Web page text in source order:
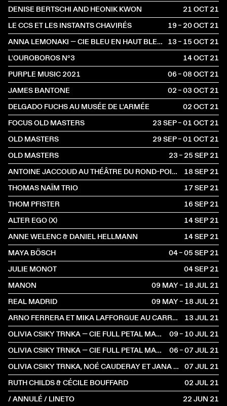
DENISE BERTSCHI AND HEONIK KWON
21 OCT2021
LE CCS ET LES INSTANTS CHAVIRÉS
19 – 20 OCT2021
ANNA LEMONAKI — CIE BLEU EN HAUT BLEU EN BAS 13 – 15 OCT2021
L'OUROBOROS N°3
14 OCT2021
PURPLE MUSIC 2021
06 – 08 OCT2021
JAMES BANTONE
02 – 03 OCT2021
DELGADO FUCHS AU MUSÉE DE L'ARMÉE
02 OCT2021
FOCUS OLD MASTERS
23 SEP – 01 OCT2021
OLD MASTERS
29 SEP – 01 OCT2021
OLD MASTERS
23 – 25 SEP2021
ANTOINE JACCOUD AU THÉÂTRE DU ROND-POINT
18 SEP2021
THOMAS NAÏM TRIO
17 SEP2021
THOM PFISTER
16 SEP2021
ALTER EGO (X)
14 SEP2021
ANNE WELENC & DANIEL HELLMANN
14 SEP2021
MAYA BÖSCH
04 – 05 SEP2021
JULIE MONOT
04 SEP2021
MANON
09 MAY – 18 JUL2021
REAL MADRID
09 MAY – 18 JUL2021
ARNO FERRERA ET MIKA LAFFORGUE AU CARREAU DU TEMPLE
13 JUL2021
OLIVIA CSIKY TRNKA — CIE FULL PETAL MACHINE
09 – 10 JUL2021
OLIVIA CSIKY TRNKA — CIE FULL PETAL MACHINE
06 – 07 JUL2021
OLIVIA CSIKY TRNKA, NOÉ CAUDERAY ET JANA TRNKA
07 JUL2021
RUTH CHILDS & CÉCILE BOUFFARD
02 JUL2021
/ ANNULÉ / LINETO
22 JUN2021